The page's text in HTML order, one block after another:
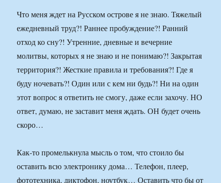
Что меня ждет на Русском острове я не знаю. Тяжелый
ежедневный труд?! Раннее пробуждение?! Ранний
отход ко сну?! Утренние, дневные и вечерние
молитвы, которых я не знаю и не понимаю?! Закрытая
территория?! Жесткие правила и требования?! Где я
буду ночевать?! Один или с кем ни будь?! Ни на один
этот вопрос я ответить не смогу, даже если захочу. НО
ответ, думаю, не заставит меня ждать. ОН будет очень
скоро…
Как-то промелькнула мысль о том, что стоило бы
оставить всю электронику дома… Телефон, плеер,
фототехника, диктофон, ноутбук… Оставить что бы от